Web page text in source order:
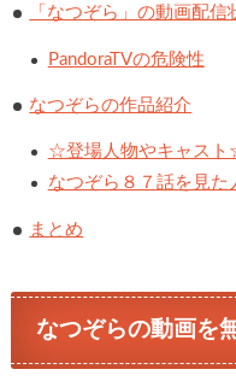
「なつぞら」の動画配信
PandoraTVの危険性
なつぞらの作品紹介
☆登場人物やキャス
なつぞら８７話を見た
まとめ
なつぞらの動画を